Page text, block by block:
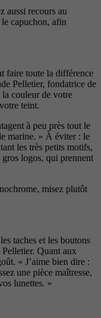
aussi recours au
capuchon, afin
faire toute la différence
Pelletier, fondatrice de
la couleur de votre
teint.
à peu près tout le
marine. » À éviter : le
les très petits motifs,
logos, qui prennent
misez plutôt
taches et les boutons
Pelletier. Quant aux
« J’aime bien dire :
une pièce maîtresse,
lunettes. »